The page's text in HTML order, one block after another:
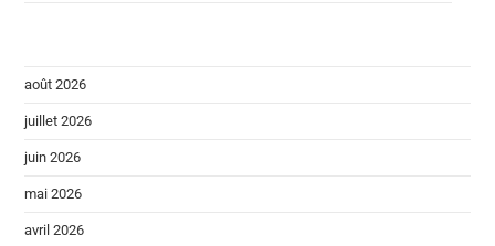
août 2026
juillet 2026
juin 2026
mai 2026
avril 2026